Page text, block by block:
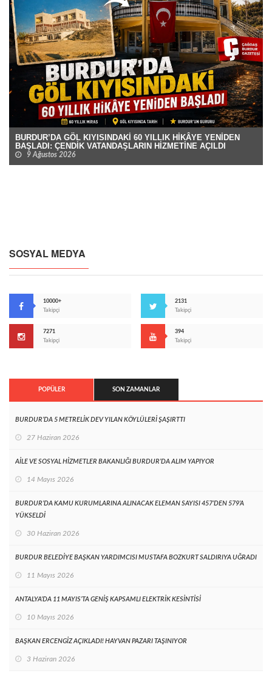
BURDUR’DA GÖL KIYISINDAKİ 60 YILLIK HİKÂYE YENİDEN
BAŞLADI: ÇENDİK VATANDAŞLARIN HİZMETİNE AÇILDI
9 Ağustos 2026
SOSYAL MEDYA
10000+
Takipçi
2131
Takipçi
7271
Takipçi
394
Takipçi
POPÜLER SON ZAMANLAR
BURDUR’DA 5 METRELİK DEV YILAN KÖYLÜLERİ ŞAŞIRTTI
27 Haziran 2026
AİLE VE SOSYAL HİZMETLER BAKANLIĞI BURDUR’DA ALIM YAPIYOR
14 Mayıs 2026
BURDUR’DA KAMU KURUMLARINA ALINACAK ELEMAN SAYISI 457’DEN 579’A
YÜKSELDİ
30 Haziran 2026
BURDUR BELEDİYE BAŞKAN YARDIMCISI MUSTAFA BOZKURT SALDIRIYA UĞRADI
11 Mayıs 2026
ANTALYA’DA 11 MAYIS’TA GENİŞ KAPSAMLI ELEKTRİK KESİNTİSİ
10 Mayıs 2026
BAŞKAN ERCENGİZ AÇIKLADI! HAYVAN PAZARI TAŞINIYOR
3 Haziran 2026